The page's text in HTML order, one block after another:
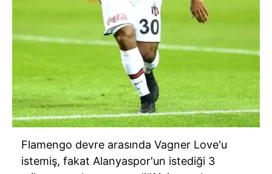
Flamengo devre arasında Vagner Love'u
istemiş, fakat Alanyaspor'un istediği 3